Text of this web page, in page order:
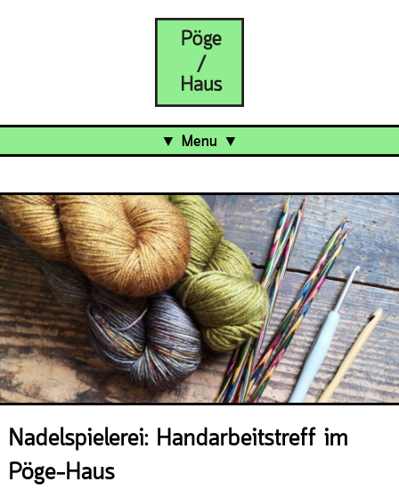
Menu
Projects
Über uns
Was ist das Pöge-Haus?
Team
Organisation
Mitarbeit
Veranstaltungsrückblick
Kontakt und Anfahrt
Nadelspielerei: Handarbeitstreff im
Pöge-Haus